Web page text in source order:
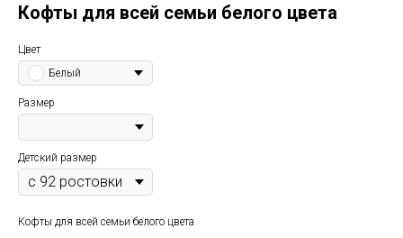
Кофты для всей семьи белого цвета
Цвет
Белый
Размер
Детский размер
Кофты для всей семьи белого цвета